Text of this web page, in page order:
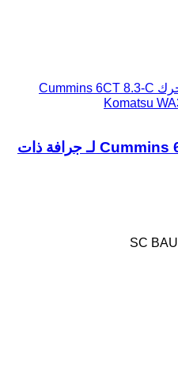
المحرك Cummins 6CT 8.3-C
المحرك Cummins 6CT 8.3-C /505/8.3 لـ جرافة ذات
SC